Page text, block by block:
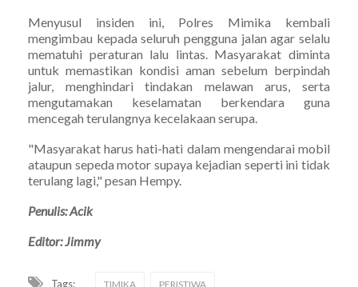
Menyusul insiden ini, Polres Mimika kembali
mengimbau kepada seluruh pengguna jalan agar selalu
mematuhi peraturan lalu lintas. Masyarakat diminta
untuk memastikan kondisi aman sebelum berpindah
jalur, menghindari tindakan melawan arus, serta
mengutamakan keselamatan berkendara guna
mencegah terulangnya kecelakaan serupa.
"Masyarakat harus hati-hati dalam mengendarai mobil
ataupun sepeda motor supaya kejadian seperti ini tidak
terulang lagi," pesan Hempy.
Penulis: Acik
Editor: Jimmy
Tags: TIMIKA PERISTIWA